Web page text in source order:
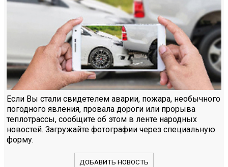
Если Вы стали свидетелем аварии, пожара, необычного
погодного явления, провала дороги или прорыва
теплотрассы, сообщите об этом в ленте народных
новостей. Загружайте фотографии через специальную
форму.
ДОБАВИТЬ НОВОСТЬ